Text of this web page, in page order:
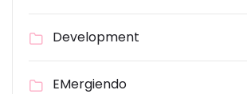
Development
EMergiendo